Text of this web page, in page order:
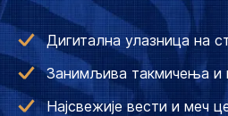
Дигитална улазница на
Занимљива такмичења и
Најсвежије вести и меч